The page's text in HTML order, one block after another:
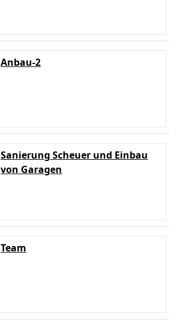
Anbau-2
Sanierung Scheuer und Einbau
von Garagen
Team